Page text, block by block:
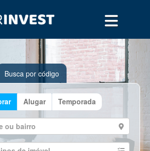
Busca por código
Alugar Temporada